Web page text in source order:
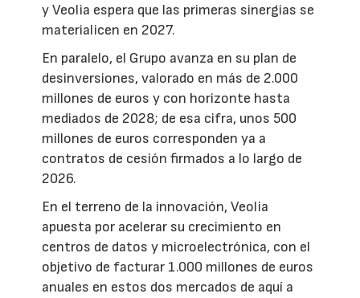
y Veolia espera que las primeras sinergias se
materialicen en 2027.
En paralelo, el Grupo avanza en su plan de
desinversiones, valorado en más de 2.000
millones de euros y con horizonte hasta
mediados de 2028; de esa cifra, unos 500
millones de euros corresponden ya a
contratos de cesión firmados a lo largo de
2026.
En el terreno de la innovación, Veolia
apuesta por acelerar su crecimiento en
centros de datos y microelectrónica, con el
objetivo de facturar 1.000 millones de euros
anuales en estos dos mercados de aquí a